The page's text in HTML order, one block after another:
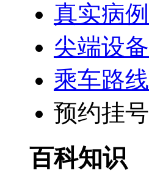
真实病例
尖端设备
乘车路线
预约挂号
百科知识